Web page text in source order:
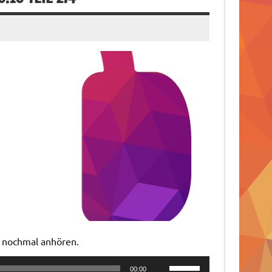
anhören.
00:00